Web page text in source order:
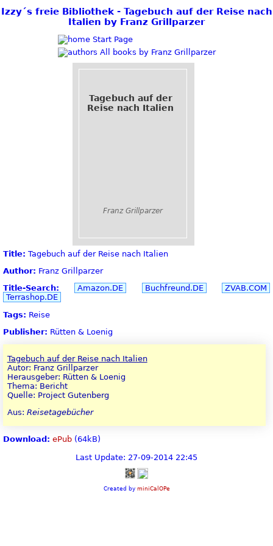
Izzy´s freie Bibliothek - Tagebuch auf der Reise nach
Italien by Franz Grillparzer
Start Page
All books by Franz Grillparzer
Tagebuch auf der
Reise nach Italien
Franz Grillparzer
Title: Tagebuch auf der Reise nach Italien
Author: Franz Grillparzer
Title-Search:
Amazon.DE Buchfreund.DE
ZVAB.COM
Terrashop.DE
Tags: Reise
Publisher: Rütten & Loenig
Tagebuch auf der Reise nach Italien
Autor: Franz Grillparzer
Herausgeber: Rütten & Loenig
Thema: Bericht
Quelle: Project Gutenberg
Aus: Reisetagebücher
Download: ePub (64kB)
Last Update: 27-09-2014 22:45
Created by miniCalOPe